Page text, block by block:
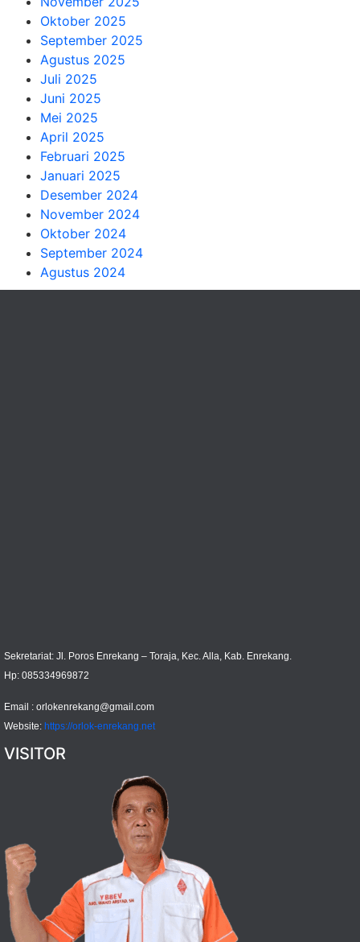
Oktober 2025
September 2025
Agustus 2025
Juli 2025
Juni 2025
Mei 2025
April 2025
Februari 2025
Januari 2025
Desember 2024
November 2024
Oktober 2024
September 2024
Agustus 2024
Sekretariat: Jl. Poros Enrekang – Toraja, Kec. Alla, Kab. Enrekang.
Hp: 085334969872
Email : orlokenrekang@gmail.com
Website: https://orlok-enrekang.net
VISITOR